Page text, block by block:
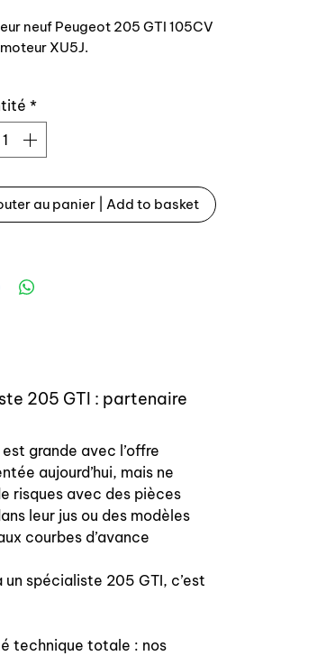
neuf Peugeot 205 GTI 105CV
XU5J.
identique à l'origine M161E.
de l'allumeur Bosch
avec numéro de série avant 5
Ducellier.
expédition : 2/3 semaines
*
au panier | Add to basket
205 GTI : partenaire
grande avec l’offre
aujourd’hui, mais ne
risques avec des pièces
leur jus ou des modèles
courbes d’avance
un spécialiste 205 GTI, c’est
technique totale : nos